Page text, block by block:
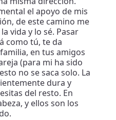
el apoyo de mis
de este camino me
vida y lo sé. Pasar
como tú, te da
en tus amigos
(para mi ha sido
no se saca solo. La
dura y
del resto. En
y ellos son los